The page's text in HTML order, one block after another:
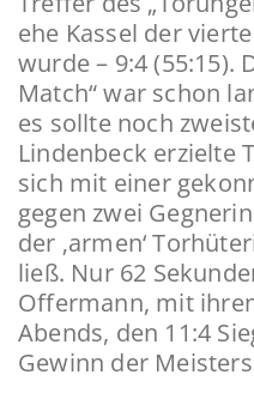
ehe Kassel der
wurde – 9:4 (55:15).
Match“ war schon
es sollte noch
Lindenbeck erzielte
sich mit einer
gegen zwei
der ‚armen‘
ließ. Nur 62
Offermann, mit
Abends, den 11:4
Gewinn der